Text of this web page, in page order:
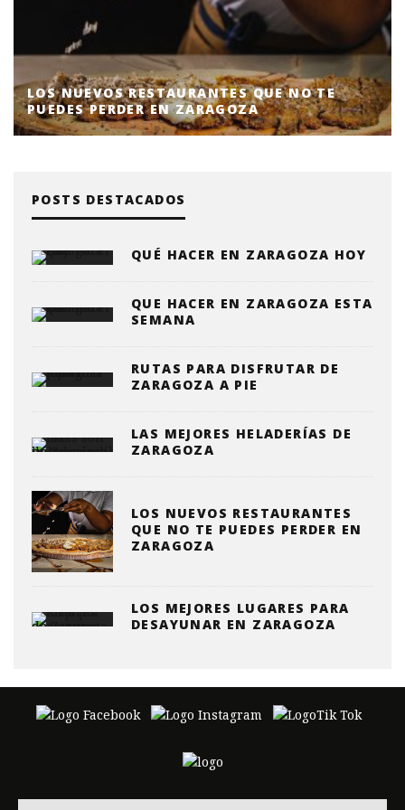
LOS NUEVOS RESTAURANTES QUE NO TE
PUEDES PERDER EN ZARAGOZA
POSTS DESTACADOS
QUÉ HACER EN ZARAGOZA HOY
QUE HACER EN ZARAGOZA ESTA
SEMANA
RUTAS PARA DISFRUTAR DE
ZARAGOZA A PIE
LAS MEJORES HELADERÍAS DE
ZARAGOZA
LOS NUEVOS RESTAURANTES
QUE NO TE PUEDES PERDER EN
ZARAGOZA
LOS MEJORES LUGARES PARA
DESAYUNAR EN ZARAGOZA